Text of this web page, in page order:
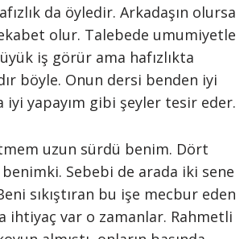
da öyledir. Arkadaşın olursa
olur. Talebede umumiyetle
iş görür ama hafızlıkta
böyle. Onun dersi benden iyi
iyi yapayım gibi şeyler tesir eder.
uzun sürdü benim. Dört
benimki. Sebebi de arada iki sene
sıkıştıran bu işe mecbur eden
ihtiyaç var o zamanlar. Rahmetli